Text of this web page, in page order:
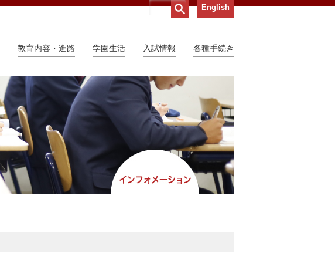
English
教育内容・進路 学園生活 入試情報 各種手続き